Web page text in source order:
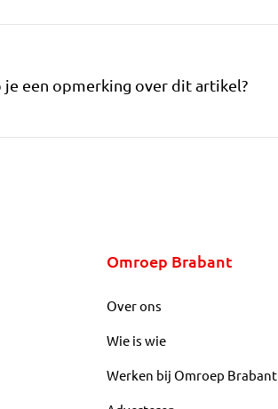
een opmerking over dit artikel?
Omroep Brabant
Over ons
Wie is wie
Werken bij Omroep Brabant